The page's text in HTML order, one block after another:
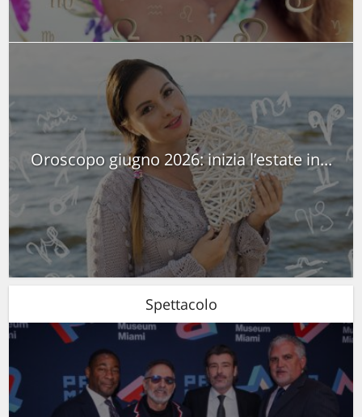
Oroscopo giugno 2026: inizia l’estate in...
Spettacolo